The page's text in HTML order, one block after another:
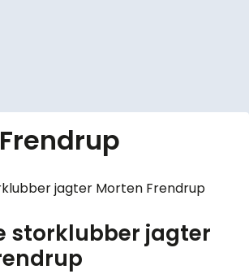
storklubber jagter